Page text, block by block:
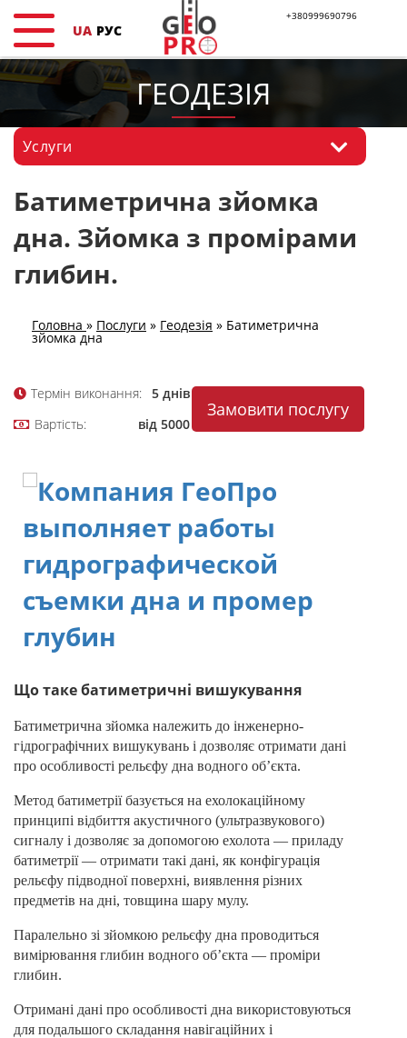
+380999690796
UA РУС
ГЕОДЕЗIЯ
Услуги
Батиметрична зйомка
дна. Зйомка з промірами
глибин.
Головна » Послуги » Геодезiя » Батиметрична
зйомка дна
Термін виконання: 5 днів
Вартість:
від 5000
Замовити послугу
Що таке батиметричні вишукування
Батиметрична зйомка належить до інженерно-
гідрографічних вишукувань і дозволяє отримати дані
про особливості рельєфу дна водного об’єкта.
Метод батиметрії базується на ехолокаційному
принципі відбиття акустичного (ультразвукового)
сигналу і дозволяє за допомогою ехолота — приладу
батиметрії — отримати такі дані, як конфігурація
рельєфу підводної поверхні, виявлення різних
предметів на дні, товщина шару мулу.
Паралельно зі зйомкою рельєфу дна проводиться
вимірювання глибин водного об’єкта — проміри
глибин.
Отримані дані про особливості дна використовуються
для подальшого складання навігаційних і